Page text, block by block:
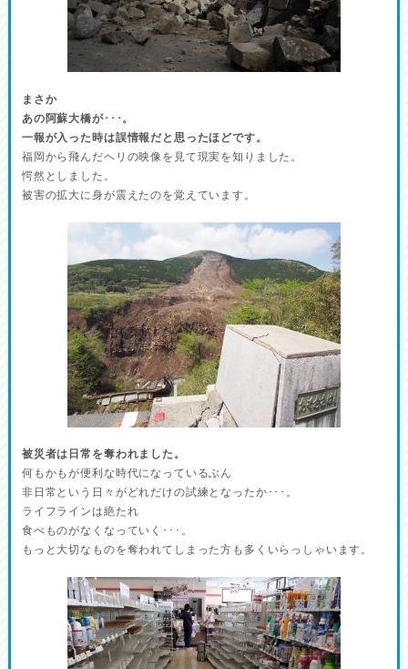
まさか
あの阿蘇大橋が･･･。
一報が入った時は誤情報だと思ったほどです。
福岡から飛んだヘリの映像を見て現実を知りました。
愕然としました。
被害の拡大に身が震えたのを覚えています。
被災者は日常を奪われました。
何もかもが便利な時代になっているぶん
非日常という日々がどれだけの試練となったか･･･。
ライフラインは絶たれ
食べものがなくなっていく･･･。
もっと大切なものを奪われてしまった方も多くいらっしゃいます。